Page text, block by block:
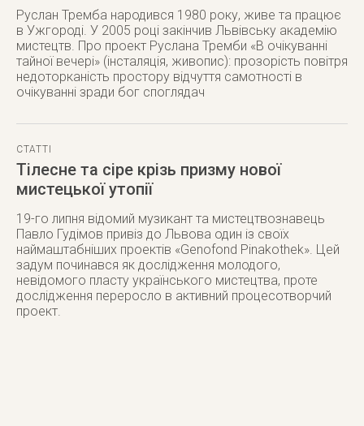
Руслан Тремба народився 1980 року, живе та працює
в Ужгороді. У 2005 році закінчив Львівську академію
мистецтв. Про проект Руслана Тремби «В очікуванні
тайної вечері» (інсталяція, живопис): прозорість повітря
недоторканість простору відчуття самотності в
очікуванні зради бог споглядач
СТАТТІ
Тілесне та сіре крізь призму нової
мистецької утопії
19-го липня відомий музикант та мистецтвознавець
Павло Гудімов привіз до Львова один із своїх
наймаштабніших проектів «Genofond Pinakothek». Цей
задум починався як дослідження молодого,
невідомого пласту українського мистецтва, проте
дослідження переросло в активний процесотворчий
проект.